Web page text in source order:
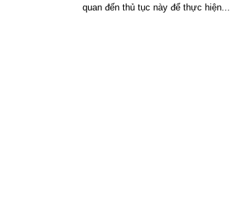
quan đến thủ tục này để thực hiện...